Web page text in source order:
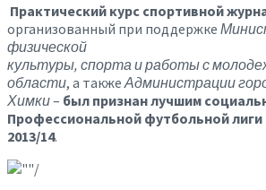
Практический курс спортивной
организованный при поддержке
физической
культуры, спорта и работы с
области, а также Администрации
Химки– был признан лучшим
Профессиональной футбольной лиги
2013/14.